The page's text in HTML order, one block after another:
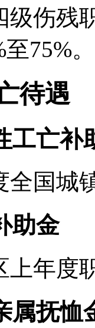
级伤残
75%。
待遇
工亡补
全国
助金
上年度
属抚恤